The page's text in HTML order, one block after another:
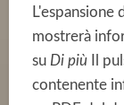
L'espansione
mostrerà
su Di piùIl
contenente